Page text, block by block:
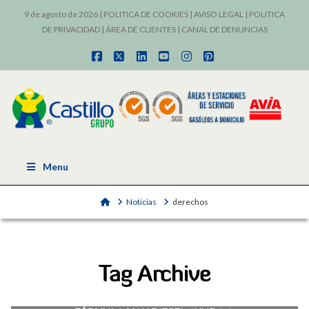
9 de agosto de 2026 | POLITICA DE COOKIES | AVISO LEGAL | POLITICA
DE PRIVACIDAD| ÁREA DE CLIENTES| CANAL DE DENUNCIAS
Facebook
X LinkedInYouTubeInstagram
Pinterest
Menu
HomeNoticias derechos
Tag Archive